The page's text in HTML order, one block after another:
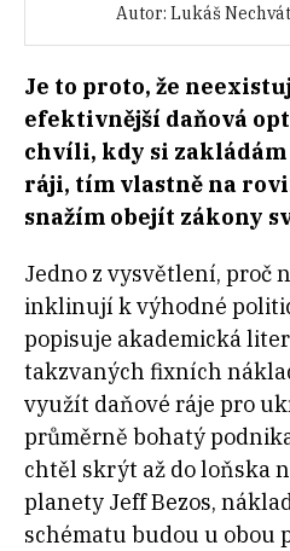
Autor: Lukáš
Je to proto, že
efektivnější daňová
chvíli, kdy si
ráji, tím vlastně na
snažím obejít zákony
Jedno z vysvětlení, proč
inklinují k výhodné
popisuje akademická
takzvaných fixních
využít daňové ráje pro
průměrně bohatý
chtěl skrýt až do loňska
planety Jeff Bezos,
schématu budou u obou